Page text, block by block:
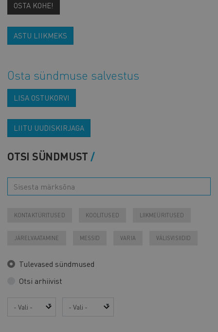
OSTA KOHE!
ASTU LIIKMEKS
Osta sündmuse salvestus
LISA OSTUKORVI
LIITU UUDISKIRJAGA
OTSI SÜNDMUST
KONTAKTÜRITUSED KOOLITUSED LIIKMEÜRITUSED
JÄRELVAATAMINE MESSID VARIA VÄLISVISIIDID
Tulevased sündmused
Otsi arhiivist
Aasta Kuu